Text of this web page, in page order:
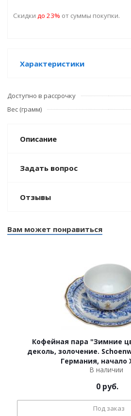
Скидки до 23% от суммы покупки.
Характеристики
Доступно в рассрочку
Вес (грамм)
Описание
Задать вопрос
Отзывы
Вам может понравиться
Кофейная пара "Зимние
деколь, золочение.
Германия, начало
В наличии
0 руб.
Под заказ